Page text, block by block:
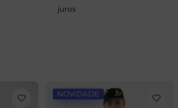
juros
NOVIDADE